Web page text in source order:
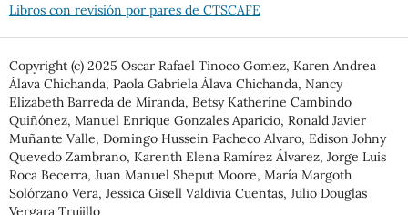
Libros con revisión por pares de CTSCAFE
Copyright (c) 2025 Oscar Rafael Tinoco Gomez, Karen Andrea
Álava Chichanda, Paola Gabriela Álava Chichanda, Nancy
Elizabeth Barreda de Miranda, Betsy Katherine Cambindo
Quiñónez, Manuel Enrique Gonzales Aparicio, Ronald Javier
Muñante Valle, Domingo Hussein Pacheco Alvaro, Edison Johny
Quevedo Zambrano, Karenth Elena Ramírez Álvarez, Jorge Luis
Roca Becerra, Juan Manuel Sheput Moore, María Margoth
Solórzano Vera, Jessica Gisell Valdivia Cuentas, Julio Douglas
Vergara Trujillo